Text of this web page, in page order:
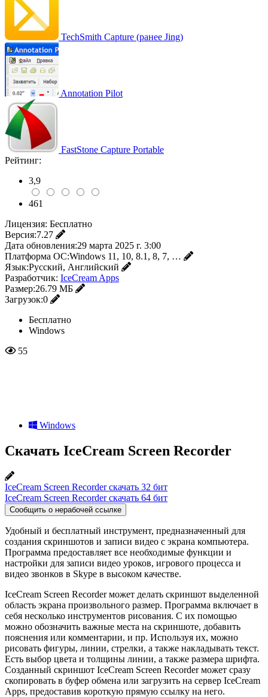
TechSmith Capture (ранее Jing)
Annotation Pilot
FastStone Capture Portable
Рейтинг:
3,9
461
Лицензия: Бесплатно
Версия:7.27
Дата обновления:29 марта 2025 г. 3:00
Платформа ОС:Windows 11, 10, 8.1, 8, 7, …
Язык:Русский, Английский
Разработчик: IceCream Apps
Размер:26.79 МБ
Загрузок:0
Бесплатно
Windows
55
Windows
Скачать IceCream Screen Recorder
IceCream Screen Recorder скачать 32 бит
IceCream Screen Recorder скачать 64 бит
Сообщить о нерабочей ссылке
Удобный и бесплатный инструмент, предназначенный для
создания скриншотов и записи видео с экрана компьютера.
Программа предоставляет все необходимые функции и
настройки для записи видео уроков, игрового процесса и
видео звонков в Skype в высоком качестве.
IceCream Screen Recorder может делать скриншот выделенной
область экрана произвольного размер. Программа включает в
себя несколько инструментов рисования. С их помощью
можно обозначить важные места на скриншоте, добавить
пояснения или комментарии, и пр. Используя их, можно
рисовать фигуры, линии, стрелки, а также накладывать текст.
Есть выбор цвета и толщины линии, а также размера шрифта.
Созданный скриншот IceCream Screen Recorder может сразу
скопировать в буфер обмена или загрузить на сервер IceCream
Apps, предоставив короткую прямую ссылку на него.